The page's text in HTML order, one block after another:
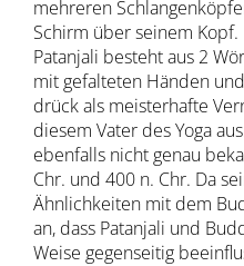
mehreren
Schirm über seinem Kopf.
Patanjali besteht aus 2
mit gefalteten Händen
drück als meisterhafte
diesem Vater des Yoga
ebenfalls nicht genau
Chr. und 400 n. Chr. Da
Ähnlichkeiten mit dem
an, dass Patanjali und
Weise gegenseitig